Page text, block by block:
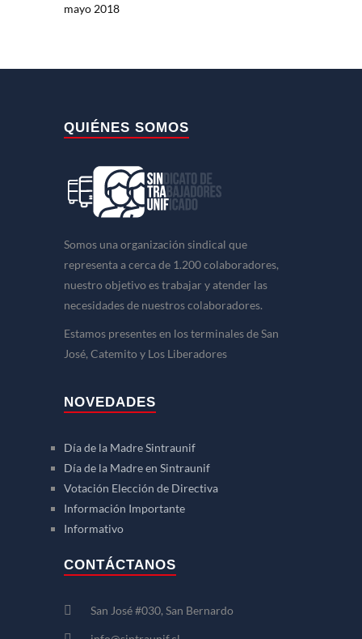
mayo 2018
QUIÉNES SOMOS
Somos una organización sindical que
representa a cerca de 1.200 colaboradores,
nuestro objetivo es trabajar y atender las
necesidades de nuestros colaboradores.
Estamos presentes en los terminales de San
José, Catemito y Los Liberadores
NOVEDADES
Día de la Madre Sintraunif
Día de la Madre en Sintraunif
Votación Elección de Directiva
Información Importante
Informativo
CONTÁCTANOS
San José #030, San Bernardo